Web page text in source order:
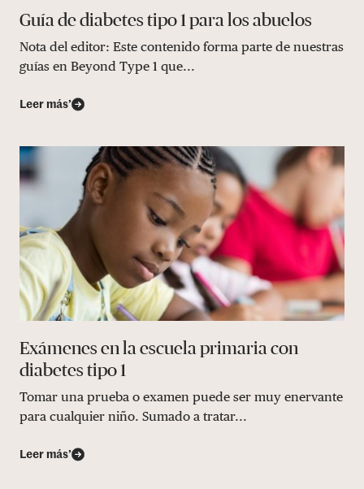
Guía de diabetes tipo 1 para los abuelos
Nota del editor: Este contenido forma parte de nuestras
guías en Beyond Type 1 que...
Leer más’
Exámenes en la escuela primaria con
diabetes tipo 1
Tomar una prueba o examen puede ser muy enervante
para cualquier niño. Sumado a tratar...
Leer más’